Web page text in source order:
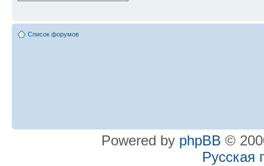
Список форумов
Powered by phpBB ©
Русская